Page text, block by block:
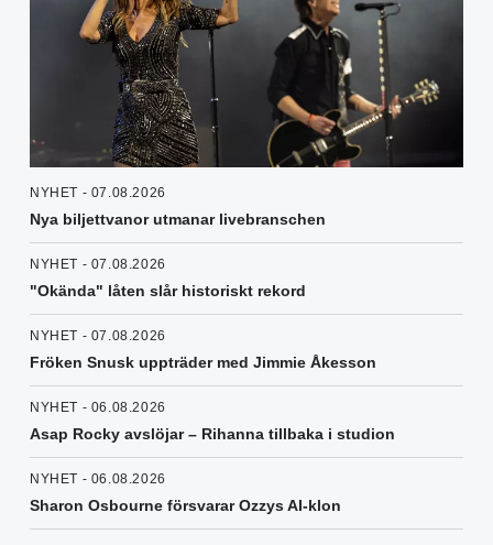
NYHET - 07.08.2026
Nya biljettvanor utmanar livebranschen
NYHET - 07.08.2026
"Okända" låten slår historiskt rekord
NYHET - 07.08.2026
Fröken Snusk uppträder med Jimmie Åkesson
NYHET - 06.08.2026
Asap Rocky avslöjar – Rihanna tillbaka i studion
NYHET - 06.08.2026
Sharon Osbourne försvarar Ozzys AI-klon